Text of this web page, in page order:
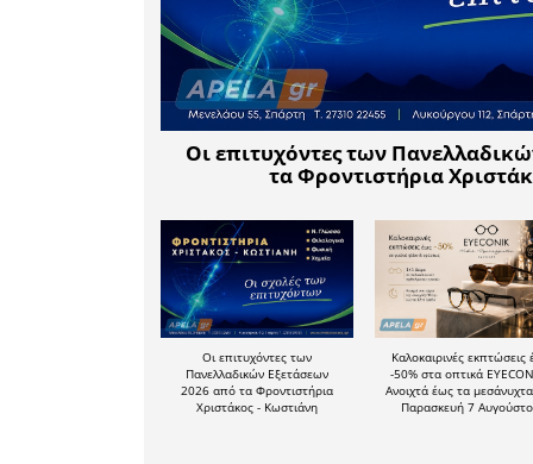
• τα «
έχει
την
• τη «